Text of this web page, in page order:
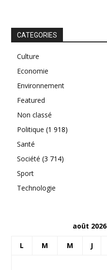
CATEGORIES
Culture
Economie
Environnement
Featured
Non classé
Politique (1 918)
Santé
Société (3 714)
Sport
Technologie
août 2026
L M M J